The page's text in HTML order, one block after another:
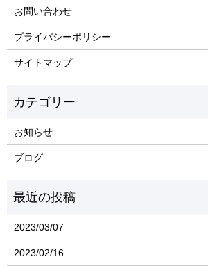
お問い合わせ
プライバシーポリシー
サイトマップ
お知らせ
ブログ
2023/03/07
2023/02/16